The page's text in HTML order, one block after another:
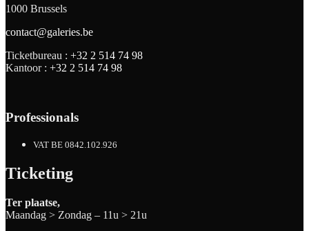
1000 Brussels
contact@galeries.be
Ticketbureau : +32 2 514 74 98
Kantoor : +32 2 514 74 98
Professionals
VAT BE 0842.102.926
Ticketing
Ter plaatse,
Maandag > Zondag – 11u > 21u